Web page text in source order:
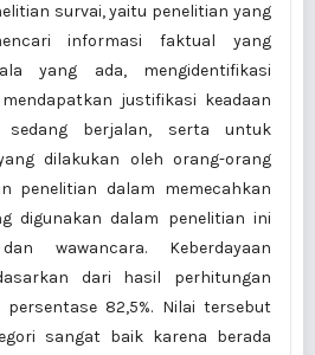
survai, yaitu penelitian yang
informasi faktual yang
yang ada, mengidentifikasi
justifikasi keadaan
berjalan, serta untuk
dilakukan oleh orang-orang
penelitian dalam memecahkan
digunakan dalam penelitian ini
wawancara. Keberdayaan
dari hasil perhitungan
82,5%. Nilai tersebut
sangat baik karena berada